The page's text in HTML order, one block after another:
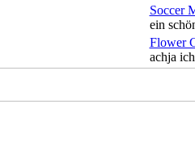
Soccer
ein
Flower
achja